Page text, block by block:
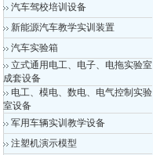
汽车驾校培训设备
新能源汽车教学实训装置
汽车实验箱
立式通用电工、电子、电拖实验室
成套设备
电工、模电、数电、电气控制实验
室设备
军用车辆实训教学设备
注塑机演示模型